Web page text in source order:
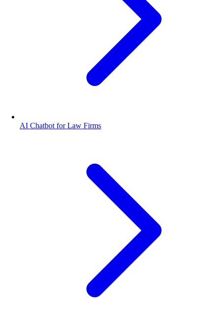
AI Chatbot for Law Firms